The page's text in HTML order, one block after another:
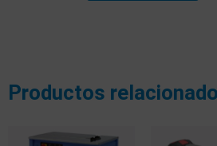
Productos